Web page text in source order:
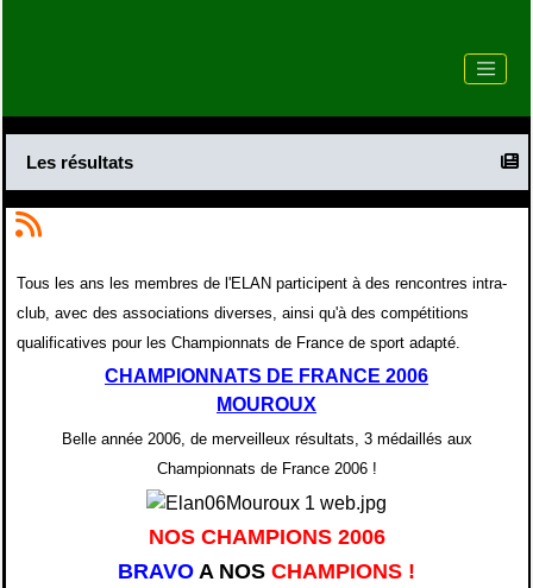
Les résultats
Tous les ans les membres de l'ELAN participent à des rencontres intra-
club, avec des associations diverses, ainsi qu'à des compétitions
qualificatives pour les Championnats de France de sport adapté.
CHAMPIONNATS DE FRANCE 2006
MOUROUX
Belle année 2006, de merveilleux résultats, 3 médaillés aux
Championnats de France 2006 !
NOS CHAMPIONS 2006
BRAVO A NOS CHAMPIONS !